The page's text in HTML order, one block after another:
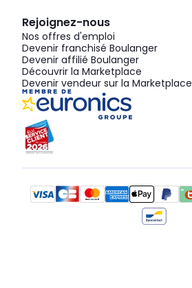
Rejoignez-nous
Nos offres d'emploi
Devenir franchisé Boulanger
Devenir affilié Boulanger
Découvrir la Marketplace
Devenir vendeur sur la Marketplace